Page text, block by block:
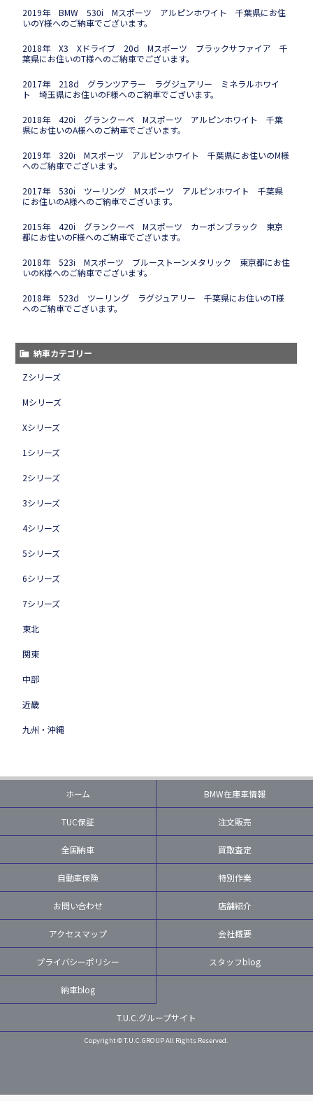
2019年 BMW 530i Mスポーツ アルピンホワイト 千葉県にお住
いのY様へのご納車でございます。
2018年 X3 Xドライブ 20d Mスポーツ ブラックサファイア 千
葉県にお住いのT様へのご納車でございます。
2017年 218d グランツアラー ラグジュアリー ミネラルホワイ
ト 埼玉県にお住いのF様へのご納車でございます。
2018年 420i グランクーペ Mスポーツ アルピンホワイト 千葉
県にお住いのA様へのご納車でございます。
2019年 320i Mスポーツ アルピンホワイト 千葉県にお住いのM様
へのご納車でございます。
2017年 530i ツーリング Mスポーツ アルピンホワイト 千葉県
にお住いのA様へのご納車でございます。
2015年 420i グランクーペ Mスポーツ カーボンブラック 東京
都にお住いのF様へのご納車でございます。
2018年 523i Mスポーツ ブルーストーンメタリック 東京都にお住
いのK様へのご納車でございます。
2018年 523d ツーリング ラグジュアリー 千葉県にお住いのT様
へのご納車でございます。
納車カテゴリー
Zシリーズ
Mシリーズ
Xシリーズ
1シリーズ
2シリーズ
3シリーズ
4シリーズ
5シリーズ
6シリーズ
7シリーズ
東北
関東
中部
近畿
九州・沖縄
ホーム BMW在庫車情報
TUC保証 注文販売
全国納車 買取査定
自動車保険 特別作業
お問い合わせ 店舗紹介
アクセスマップ 会社概要
プライバシーポリシー スタッフblog
納車blog
T.U.C.グループサイト
Copyright © T.U.C.GROUP All Rights Reserved.